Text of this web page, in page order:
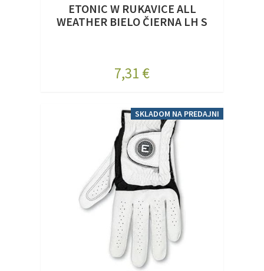
ETONIC W RUKAVICE ALL
WEATHER BIELO ČIERNA LH S
7,31 €
SKLADOM NA PREDAJNI